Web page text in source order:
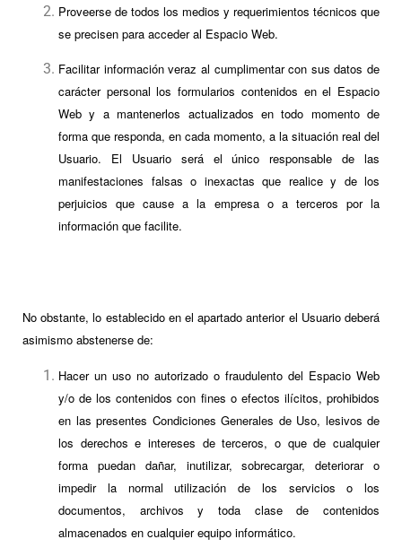
Proveerse de todos los medios y requerimientos técnicos que
se precisen para acceder al Espacio Web.
Facilitar información veraz al cumplimentar con sus datos de
carácter personal los formularios contenidos en el Espacio
Web y a mantenerlos actualizados en todo momento de
forma que responda, en cada momento, a la situación real del
Usuario. El Usuario será el único responsable de las
manifestaciones falsas o inexactas que realice y de los
perjuicios que cause a la empresa o a terceros por la
información que facilite.
No obstante, lo establecido en el apartado anterior el Usuario deberá
asimismo abstenerse de:
Hacer un uso no autorizado o fraudulento del Espacio Web
y/o de los contenidos con fines o efectos ilícitos, prohibidos
en las presentes Condiciones Generales de Uso, lesivos de
los derechos e intereses de terceros, o que de cualquier
forma puedan dañar, inutilizar, sobrecargar, deteriorar o
impedir la normal utilización de los servicios o los
documentos, archivos y toda clase de contenidos
almacenados en cualquier equipo informático.